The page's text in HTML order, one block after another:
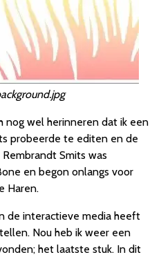
wel herinneren dat ik een
probeerde te editen en de
Smits was
en begon onlangs voor
Haren.
de interactieve media heeft
Nou heb ik weer een
het laatste stuk. In dit